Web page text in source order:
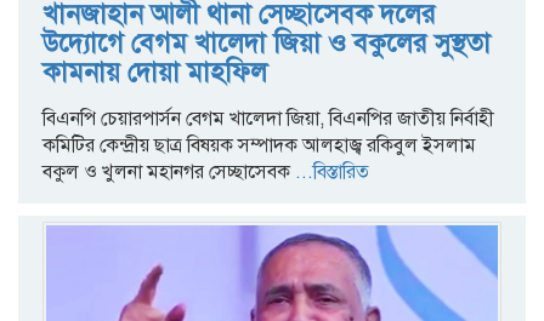
খানজাহান আলী থানা সেচ্ছাসেবক দলের
উদ্যোগে বেগম খালেদা জিয়া ও বকুলের সুস্থতা
কামনায় দোয়া মাহফিল
বিএনপি চেয়ারপার্সন বেগম খালেদা জিয়া, বিএনপির জাতীয় নির্বাহী
কমিটির কেন্দ্রীয় ছাত্র বিষয়ক সম্পাদক আলহাজ্ব রকিবুল ইসলাম
বকুল ও খুলনা মহানগর সেচ্ছাসেবক...বিস্তারিত